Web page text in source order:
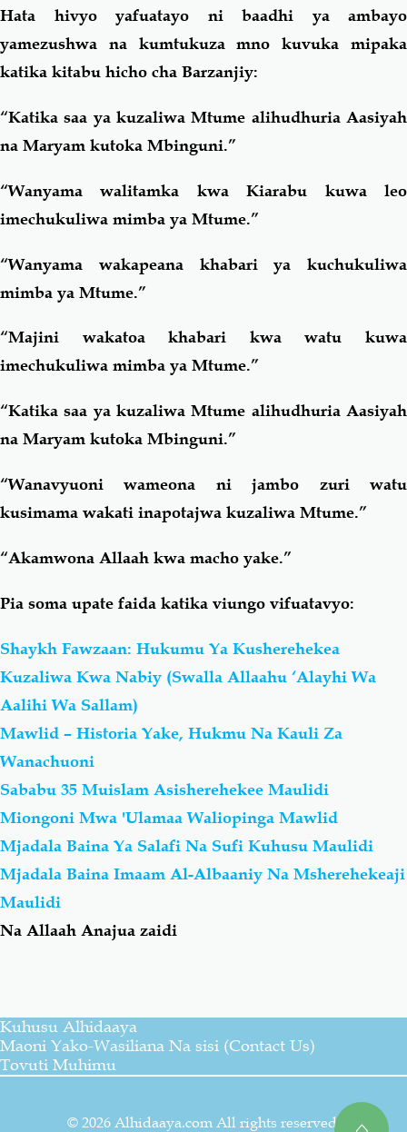
Hata hivyo yafuatayo ni baadhi ya ambayo
yamezushwa na kumtukuza mno kuvuka mipaka
katika kitabu hicho cha Barzanjiy:
“Katika saa ya kuzaliwa Mtume alihudhuria Aasiyah
na Maryam kutoka Mbinguni.”
“Wanyama walitamka kwa Kiarabu kuwa leo
imechukuliwa mimba ya Mtume.”
“Wanyama wakapeana khabari ya kuchukuliwa
mimba ya Mtume.”
“Majini wakatoa khabari kwa watu kuwa
imechukuliwa mimba ya Mtume.”
“Katika saa ya kuzaliwa Mtume alihudhuria Aasiyah
na Maryam kutoka Mbinguni.”
“Wanavyuoni wameona ni jambo zuri watu
kusimama wakati inapotajwa kuzaliwa Mtume.”
“Akamwona Allaah kwa macho yake.”
Pia soma upate faida katika viungo vifuatavyo:
Shaykh Fawzaan: Hukumu Ya Kusherehekea
Kuzaliwa Kwa Nabiy (Swalla Allaahu ‘Alayhi Wa
Aalihi Wa Sallam)
Mawlid – Historia Yake, Hukmu Na Kauli Za
Wanachuoni
Sababu 35 Muislam Asisherehekee Maulidi
Miongoni Mwa 'Ulamaa Waliopinga Mawlid
Mjadala Baina Ya Salafi Na Sufi Kuhusu Maulidi
Mjadala Baina Imaam Al-Albaaniy Na Msherehekeaji
Maulidi
Na Allaah Anajua zaidi
Kuhusu Alhidaaya
Maoni Yako-Wasiliana Na sisi (Contact Us)
Tovuti Muhimu
© 2026 Alhidaaya.com All rights reserved.